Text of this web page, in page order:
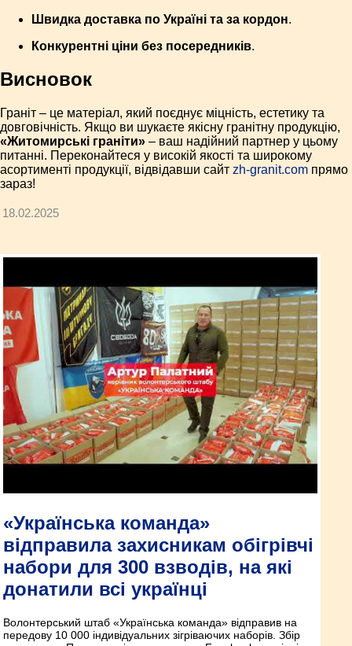
Швидка доставка по Україні та за кордон.
Конкурентні ціни без посередників.
Висновок
Граніт – це матеріал, який поєднує міцність, естетику та
довговічність. Якщо ви шукаєте якісну гранітну продукцію,
«Житомирські граніти» – ваш надійний партнер у цьому
питанні. Переконайтеся у високій якості та широкому
асортименті продукції, відвідавши сайт zh-granit.com прямо
зараз!
18.02.2025
«Українська команда»
відправила захисникам обігрівчі
набори для 300 взводів, на які
донатили всі українці
Волонтерський штаб «Українська команда» відправив на
передову 10 000 індивідуальних зігріваючих наборів. Збір